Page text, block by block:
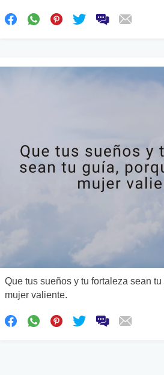
Que tus sueños y tu fortaleza sean
mujer valiente.